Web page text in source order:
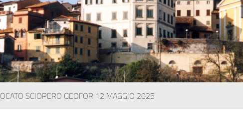
SCIOPERO GEOFOR 12 MAGGIO 2025